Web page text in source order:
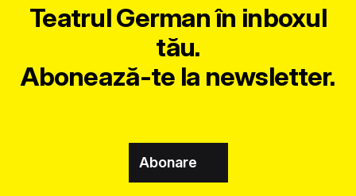
Teatrul German în inboxul
tău.
Abonează-te la newsletter.
Abonare